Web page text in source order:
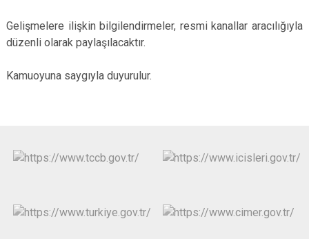
Gelişmelere ilişkin bilgilendirmeler, resmi kanallar aracılığıyla
düzenli olarak paylaşılacaktır.
Kamuoyuna saygıyla duyurulur.